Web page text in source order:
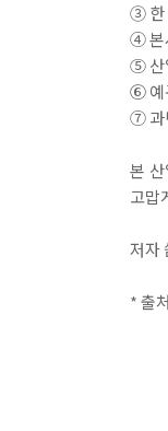
③ 한
④ 본
⑤ 산
⑥ 예
⑦ 과
본
고맙
저자
* 출